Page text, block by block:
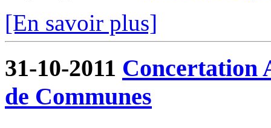
[En savoir plus]
31-10-2011 Concertation
de Communes